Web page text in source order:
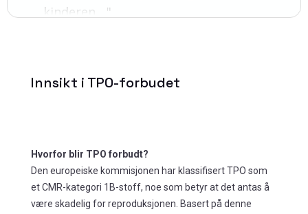
kinderen...."
Innsikt i TPO-forbudet
Hvorfor blir TPO forbudt?
Den europeiske kommisjonen har klassifisert TPO som
et CMR-kategori 1B-stoff, noe som betyr at det antas å
være skadelig for reproduksjonen. Basert på denne